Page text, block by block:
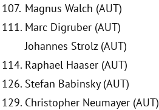
107. Magnus Walch (AUT)
111. Marc Digruber (AUT)
Johannes Strolz (AUT)
114. Raphael Haaser (AUT)
126. Stefan Babinsky (AUT)
129. Christopher Neumayer (AUT)